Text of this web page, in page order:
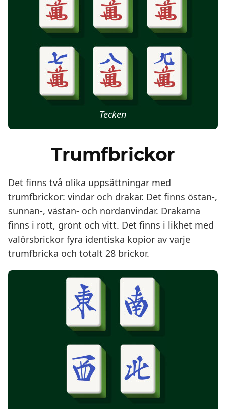
Tecken
Trumfbrickor
Det finns två olika uppsättningar med
trumfbrickor: vindar och drakar. Det finns östan-,
sunnan-, västan- och nordanvindar. Drakarna
finns i rött, grönt och vitt. Det finns i likhet med
valörsbrickor fyra identiska kopior av varje
trumfbricka och totalt 28 brickor.